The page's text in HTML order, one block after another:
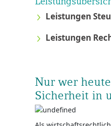
Leistungen
Leistungen
Nur wer
Sicherheit in